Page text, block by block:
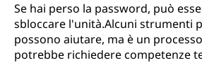
Se hai perso la password, può
sbloccare l'unità.Alcuni strumenti
possono aiutare, ma è un
potrebbe richiedere competenze